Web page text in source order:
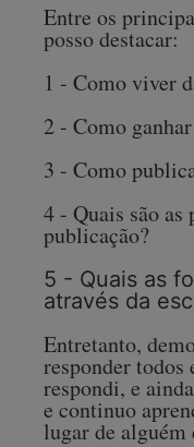
Entre os
posso destacar:
1 - Como viver
2 - Como
3 - Como
4 - Quais são
publicação?
5 - Quais as
através da
Entretanto,
responder todos
respondi, e
e continuo
lugar de alguém